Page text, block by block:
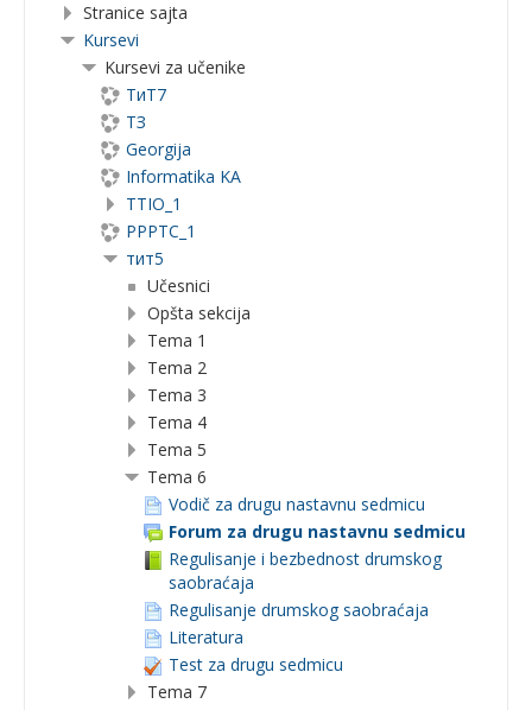
Stranice sajta
Kursevi
Kursevi za učenike
ТиТ7
ТЗ
Georgija
Informatika KA
TTIO_1
PPPTC_1
тит5
Učesnici
Opšta sekcija
Tema 1
Tema 2
Tema 3
Tema 4
Tema 5
Tema 6
Vodič za drugu nastavnu sedmicu
Forum za drugu nastavnu sedmicu
Regulisanje i bezbednost drumskog
saobraćaja
Regulisanje drumskog saobraćaja
Literatura
Test za drugu sedmicu
Tema 7